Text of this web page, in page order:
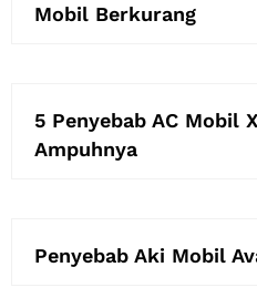
Mobil Berkurang
5 Penyebab AC Mobil
Ampuhnya
Penyebab Aki Mobil